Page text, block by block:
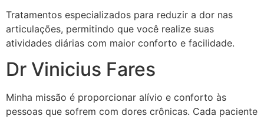
Tratamentos especializados para reduzir a dor nas
articulações, permitindo que você realize suas
atividades diárias com maior conforto e facilidade.
Dr Vinicius Fares
Minha missão é proporcionar alívio e conforto às
pessoas que sofrem com dores crônicas. Cada paciente